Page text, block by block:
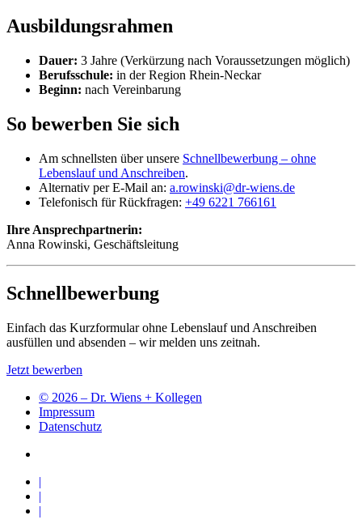
Ausbildungsrahmen
Dauer: 3 Jahre (Verkürzung nach Voraussetzungen möglich)
Berufsschule: in der Region Rhein-Neckar
Beginn: nach Vereinbarung
So bewerben Sie sich
Am schnellsten über unsere Schnellbewerbung – ohne
Lebenslauf und Anschreiben.
Alternativ per E-Mail an: a.rowinski@dr-wiens.de
Telefonisch für Rückfragen: +49 6221 766161
Ihre Ansprechpartnerin:
Anna Rowinski, Geschäftsleitung
Schnellbewerbung
Einfach das Kurzformular ohne Lebenslauf und Anschreiben
ausfüllen und absenden – wir melden uns zeitnah.
Jetzt bewerben
© 2026 – Dr. Wiens + Kollegen
Impressum
Datenschutz
|
|
|